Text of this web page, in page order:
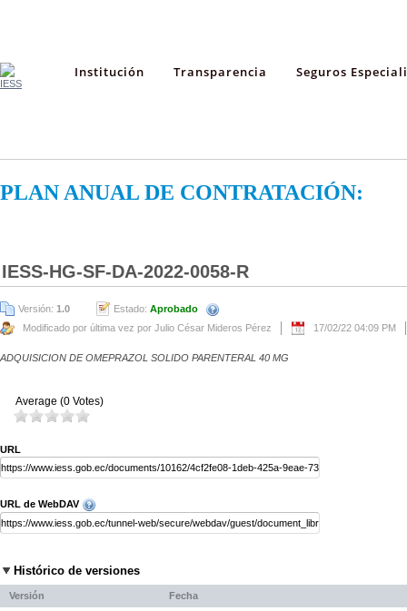
Institución Transparencia Seguros
PLAN ANUAL DE CONTRATACIÓN:
IESS-HG-SF-DA-2022-0058-R
Versión: 1.0 Estado: Aprobado
Modificado por última vez por Julio César Mideros Pérez
17/02/22 04:09 PM
ADQUISICION DE OMEPRAZOL SOLIDO PARENTERAL 40 MG
Average (0 Votes)
URL
URL de WebDAV
Histórico de versiones
Versión Fecha